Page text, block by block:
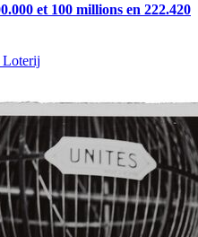
et 100 millions en 222.420
Loterij